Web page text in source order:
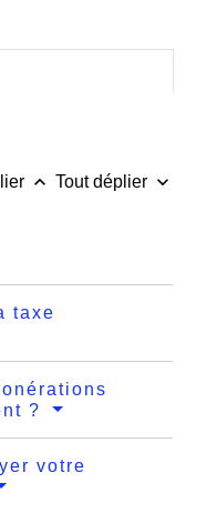
keyboard_arrow_up Tout déplier keyboard_arrow_down
taxe
?
votre